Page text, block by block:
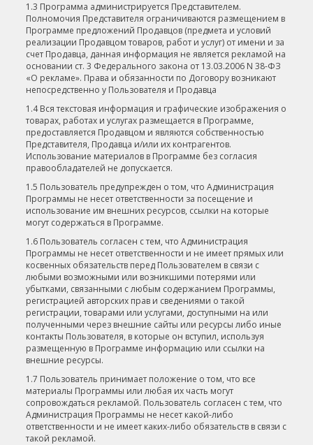
1.3 Программа администрируется Представителем.
Полномочия Представителя ограничиваются размещением в
Программе предложений Продавцов (предмета и условий
реализации Продавцом товаров, работ и услуг) от имени и за
счет Продавца, данная информация не является рекламой на
основании ст. 3 Федерального закона от 13.03.2006 N 38-ФЗ
«О рекламе». Права и обязанности по Договору возникают
непосредственно у Пользователя и Продавца
1.4 Вся текстовая информация и графические изображения о
товарах, работах и услугах размещается в Программе,
предоставляется Продавцом и являются собственностью
Представителя, Продавца и/или их контрагентов.
Использование материалов в Программе без согласия
правообладателей не допускается.
1.5 Пользователь предупрежден о том, что Администрация
Программы не несет ответственности за посещение и
использование им внешних ресурсов, ссылки на которые
могут содержаться в Программе.
1.6 Пользователь согласен с тем, что Администрация
Программы не несет ответственности и не имеет прямых или
косвенных обязательств перед Пользователем в связи с
любыми возможными или возникшими потерями или
убытками, связанными с любым содержанием Программы,
регистрацией авторских прав и сведениями о такой
регистрации, товарами или услугами, доступными на или
полученными через внешние сайты или ресурсы либо иные
контакты Пользователя, в которые он вступил, используя
размещенную в Программе информацию или ссылки на
внешние ресурсы.
1.7 Пользователь принимает положение о том, что все
материалы Программы или любая их часть могут
сопровождаться рекламой. Пользователь согласен с тем, что
Администрация Программы не несет какой-либо
ответственности и не имеет каких-либо обязательств в связи с
такой рекламой.